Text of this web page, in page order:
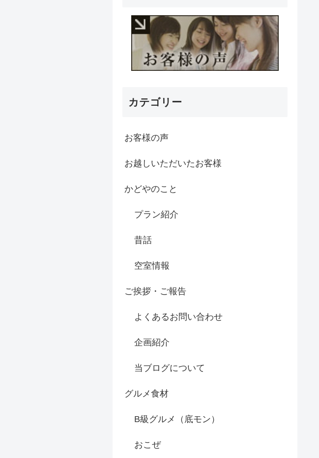
カテゴリー
お客様の声
お越しいただいたお客様
かどやのこと
プラン紹介
昔話
空室情報
ご挨拶・ご報告
よくあるお問い合わせ
企画紹介
当ブログについて
グルメ食材
B級グルメ（底モン）
おこぜ